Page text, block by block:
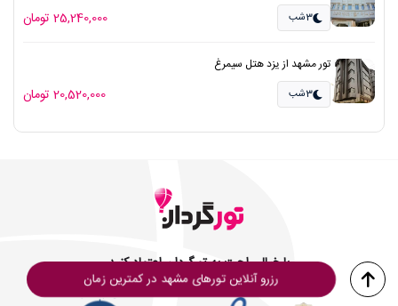
3شب 25,240,000 تومان
تور مشهد از یزد هتل سیمرغ
3شب 20,520,000 تومان
رزرو آنلاین تورهای مشهد در کمترین زمان
با خیال راحت به تورگردان اعتماد کنید